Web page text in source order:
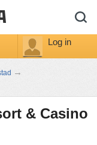
Log in
→
& Casino